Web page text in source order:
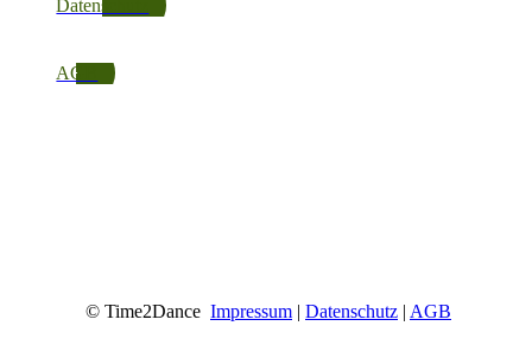
Datenschutz
AGB
© Time2Dance Impressum | Datenschutz | AGB